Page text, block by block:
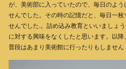
が、美術部に入っていたので、毎日のよ
せんでした。その時の記憶だと、毎日一
せんでした.。詰め込み教育といいましょ
に対する興味をなくしたと思います。以降
普段はあまり美術館に行ったりもしません